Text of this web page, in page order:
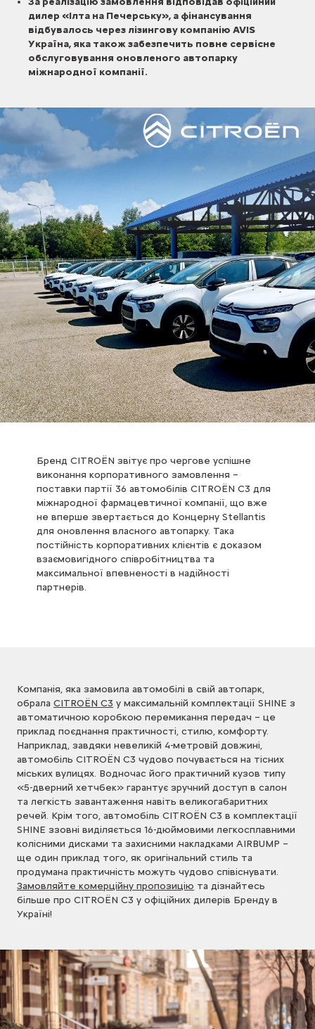
дилер «Ілта на Печерську», а фінансування
відбувалось через лізингову компанію AVIS
Україна, яка також забезпечить повне сервісне
обслуговування оновленого автопарку
міжнародної компанії.
Бренд CITROЁN звітує про чергове успішне
виконання корпоративного замовлення –
поставки партії 36 автомобілів CITROЁN C3 для
міжнародної фармацевтичної компанії, що вже
не вперше звертається до Концерну Stellantis
для оновлення власного автопарку. Така
постійність корпоративних клієнтів є доказом
взаємовигідного співробітництва та
максимальної впевненості в надійності
партнерів.
Компанія, яка замовила автомобілі в свій автопарк,
обрала CITROЁN C3 у максимальній комплектації SHINE з
автоматичною коробкою перемикання передач – це
приклад поєднання практичності, стилю, комфорту.
Наприклад, завдяки невеликій 4-метровій довжині,
автомобіль CITROЁN C3 чудово почувається на тісних
міських вулицях. Водночас його практичний кузов типу
«5-дверний хетчбек» гарантує зручний доступ в салон
та легкість завантаження навіть великогабаритних
речей. Крім того, автомобіль CITROЁN C3 в комплектації
SHINE ззовні виділяється 16-дюймовими легкосплавними
колісними дисками та захисними накладками AIRBUMP –
ще один приклад того, як оригінальний стиль та
продумана практичність можуть чудово співіснувати.
Замовляйте комерційну пропозицію та дізнайтесь
більше про CITROЁN C3 у офіційних дилерів Бренду в
Україні!